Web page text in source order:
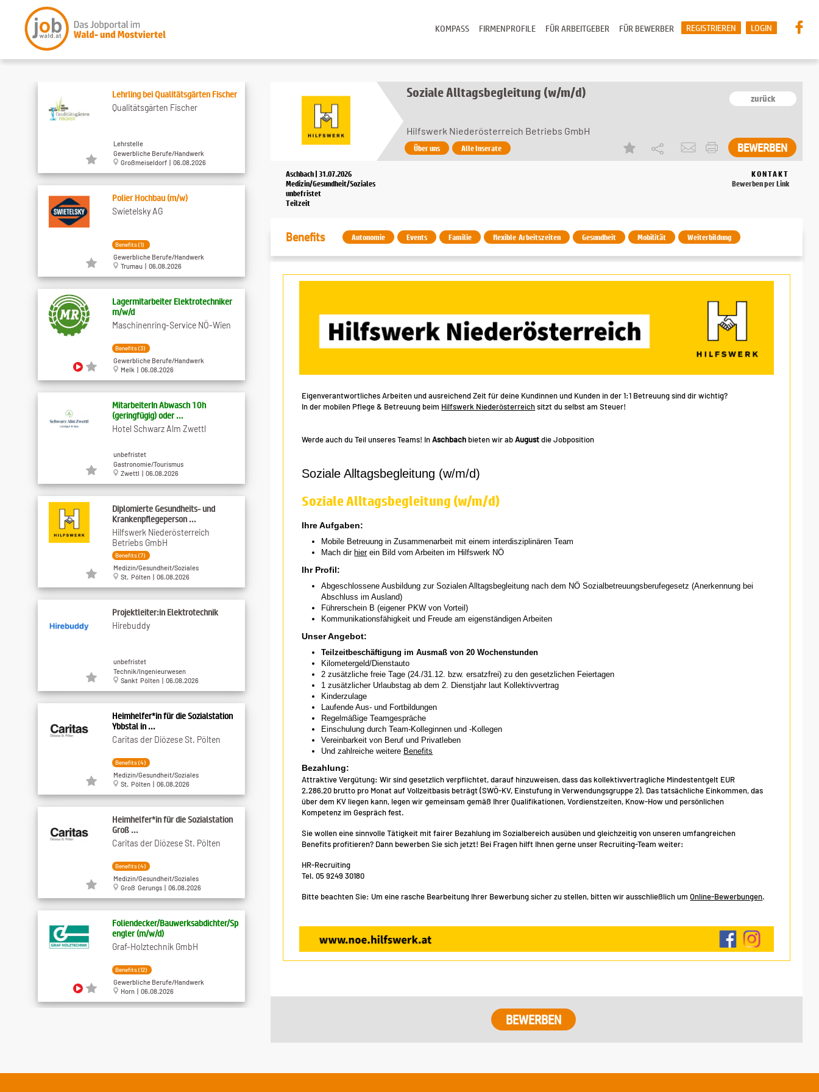
LOGIN
REGISTRIEREN
FÜR BEWERBER
FÜR ARBEITGEBER
FIRMENPROFILE
KOMPASS
Soziale Alltagsbegleitung (w/m/d) zurück
Hilfswerk Niederösterreich Betriebs GmbH
Über uns Alle Inserate
Aschbach | 31.07.2026
Medizin/Gesundheit/Soziales
unbefristet
Teilzeit
KONTAKT
Bewerben per Link
Benefits Autonomie Events Familie flexible Arbeitszeiten Gesundheit Mobilität Weiterbildung
Eigenverantwortliches Arbeiten und ausreichend Zeit für deine Kundinnen und Kunden in der 1:1 Betreuung sind dir wichtig?
In der mobilen Pflege & Betreuung beim Hilfswerk Niederösterreichsitzt du selbst am Steuer!
Werde auch du Teil unseres Teams! InAschbach bieten wir abAugustdie Jobposition
Soziale Alltagsbegleitung (w/m/d)
Soziale Alltagsbegleitung (w/m/d)
Ihre Aufgaben:
Mobile Betreuung in Zusammenarbeit mit einem interdisziplinären Team
Mach dir hierein Bild vom Arbeiten im Hilfswerk NÖ
Ihr Profil:
Abgeschlossene Ausbildung zur Sozialen Alltagsbegleitung nach dem NÖ Sozialbetreuungsberufegesetz (Anerkennung bei
Abschluss im Ausland)
Führerschein B (eigener PKW von Vorteil)
Kommunikationsfähigkeit und Freude am eigenständigen Arbeiten
Unser Angebot:
Teilzeitbeschäftigung im Ausmaß von 20 Wochenstunden
Kilometergeld/Dienstauto
2 zusätzliche freie Tage (24./31.12. bzw. ersatzfrei) zu den gesetzlichen Feiertagen
1 zusätzlicher Urlaubstag ab dem 2. Dienstjahr laut Kollektivvertrag
Kinderzulage
Laufende Aus- und Fortbildungen
Regelmäßige Teamgespräche
Einschulung durch Team-Kolleginnen und -Kollegen
Vereinbarkeit von Beruf und Privatleben
Und zahlreiche weitere Benefits
Bezahlung:
Attraktive Vergütung: Wir sind gesetzlich verpflichtet, darauf hinzuweisen, dass das kollektivvertragliche Mindestentgelt EUR
2.286,20 brutto pro Monat auf Vollzeitbasis beträgt (SWÖ-KV, Einstufung in Verwendungsgruppe 2). Das tatsächliche Einkommen, das
über dem KV liegen kann, legen wir gemeinsam gemäß Ihrer Qualifikationen, Vordienstzeiten, Know-How und persönlichen
Kompetenz im Gespräch fest.
Sie wollen eine sinnvolle Tätigkeit mit fairer Bezahlung im Sozialbereich ausüben und gleichzeitig von unseren umfangreichen
Benefits profitieren? Dann bewerben Sie sich jetzt! Bei Fragen hilft Ihnen gerne unser Recruiting-Team weiter:
HR-Recruiting
Tel. 05 9249 30180
Bitte beachten Sie: Um eine rasche Bearbeitung Ihrer Bewerbung sicher zu stellen, bitten wir ausschließlich umOnline-Bewerbungen.
Lehrling bei Qualitätsgärten Fischer
Qualitätsgärten Fischer
Lehrstelle
Gewerbliche Berufe/Handwerk
Großmeiseldorf | 06.08.2026
Polier Hochbau (m/w)
Swietelsky AG
Benefits (1)
Gewerbliche Berufe/Handwerk
Trumau | 06.08.2026
Lagermitarbeiter Elektrotechniker
m​/w​/d
Maschinenring-Service NÖ-Wien
Benefits (3)
Gewerbliche Berufe/Handwerk
Melk | 06.08.2026
MitarbeiterIn Abwasch 10h
(geringfügig) oder ...
Hotel Schwarz Alm Zwettl
unbefristet
Gastronomie/Tourismus
Zwettl | 06.08.2026
Diplomierte Gesundheits- und
Krankenpflegeperson ...
Hilfswerk Niederösterreich
Betriebs GmbH
Benefits (7)
Medizin/Gesundheit/Soziales
St. Pölten | 06.08.2026
Projektleiter:in Elektrotechnik
Hirebuddy
unbefristet
Technik/Ingenieurwesen
Sankt Pölten | 06.08.2026
Heimhelfer*in für die Sozialstation
Ybbstal in ...
Caritas der Diözese St. Pölten
Benefits (4)
Medizin/Gesundheit/Soziales
St. Pölten | 06.08.2026
Heimhelfer*in für die Sozialstation
Groß ...
Caritas der Diözese St. Pölten
Benefits (4)
Medizin/Gesundheit/Soziales
Groß Gerungs | 06.08.2026
Foliendecker/Bauwerksabdichter/Sp
engler (m/w/d)
Graf-Holztechnik GmbH
Benefits (12)
Gewerbliche Berufe/Handwerk
Horn | 06.08.2026
Benefits (3)